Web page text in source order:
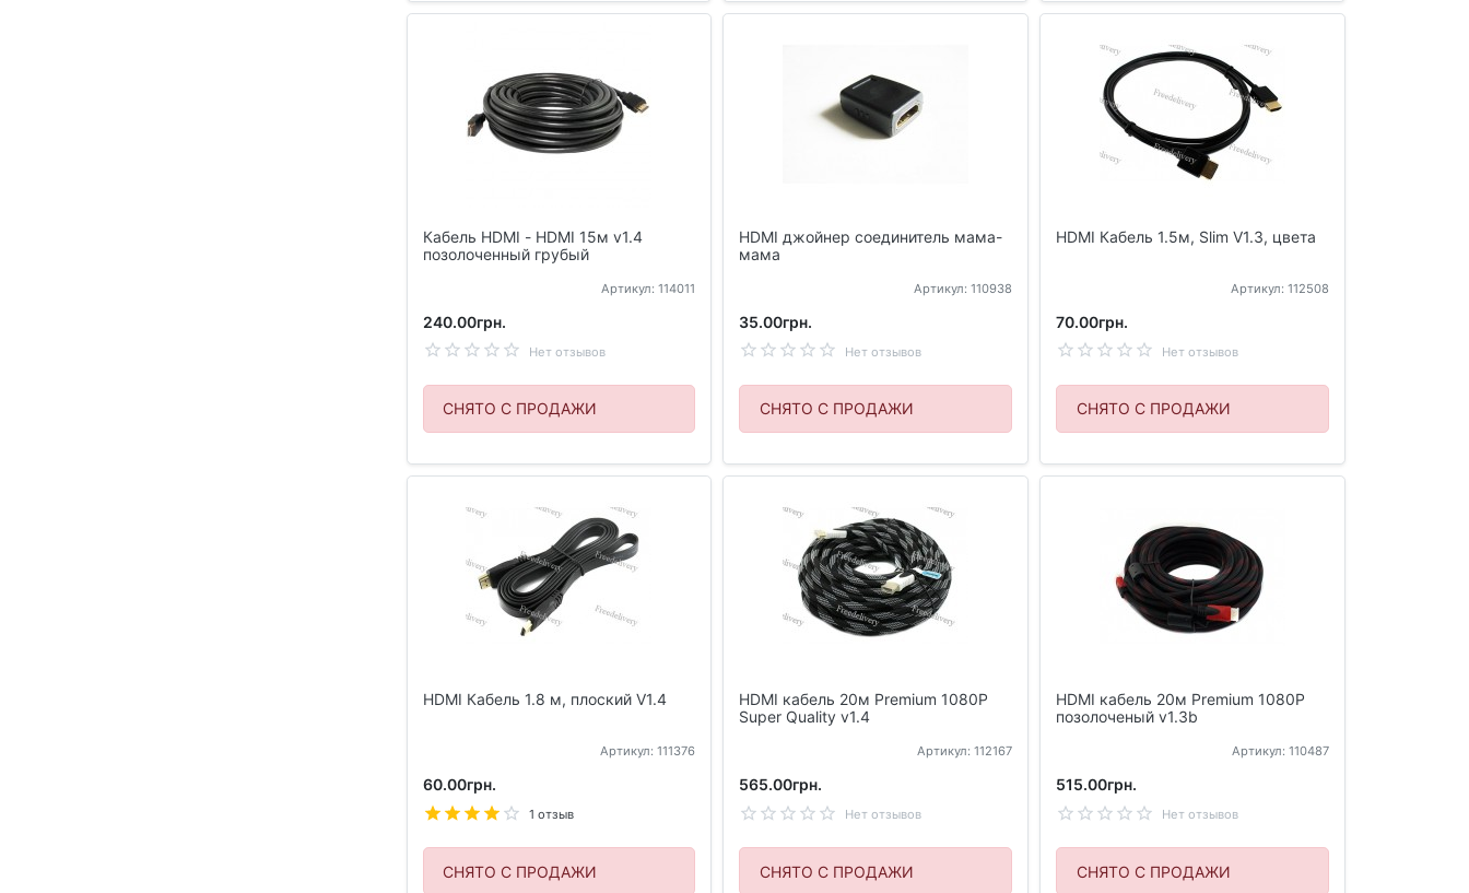
Кабель HDMI - HDMI 15м v1.4
позолоченный грубый
Артикул: 114011
240.00грн.
Нет отзывов
СНЯТО С ПРОДАЖИ
HDMI джойнер соединитель мама-
мама
Артикул: 110938
35.00грн.
Нет отзывов
СНЯТО С ПРОДАЖИ
HDMI Кабель 1.5м, Slim V1.3, цвета
Артикул: 112508
70.00грн.
Нет отзывов
СНЯТО С ПРОДАЖИ
HDMI Кабель 1.8 м, плоский V1.4
Артикул: 111376
60.00грн.
1 отзыв
СНЯТО С ПРОДАЖИ
HDMI кабель 20м Premium 1080P
Super Quality v1.4
Артикул: 112167
565.00грн.
Нет отзывов
СНЯТО С ПРОДАЖИ
HDMI кабель 20м Premium 1080P
позолоченый v1.3b
Артикул: 110487
515.00грн.
Нет отзывов
СНЯТО С ПРОДАЖИ